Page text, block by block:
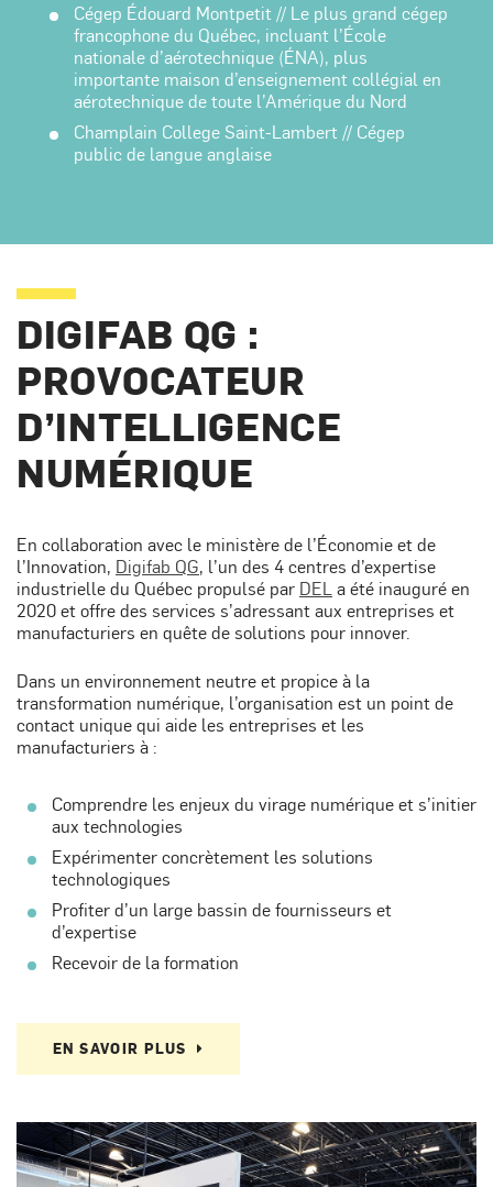
Cégep Édouard Montpetit // Le plus grand cégep
francophone du Québec, incluant l’École
nationale d’aérotechnique (ÉNA), plus
importante maison d’enseignement collégial en
aérotechnique de toute l’Amérique du Nord
Champlain College Saint-Lambert // Cégep
public de langue anglaise
DIGIFAB QG :
PROVOCATEUR
D’INTELLIGENCE
NUMÉRIQUE
En collaboration avec le ministère de l’Économie et de
l’Innovation, Digifab QG, l’un des 4 centres d’expertise
industrielle du Québec propulsé par DEL a été inauguré en
2020 et offre des services s’adressant aux entreprises et
manufacturiers en quête de solutions pour innover.
Dans un environnement neutre et propice à la
transformation numérique, l’organisation est un point de
contact unique qui aide les entreprises et les
manufacturiers à :
Comprendre les enjeux du virage numérique et s’initier
aux technologies
Expérimenter concrètement les solutions
technologiques
Profiter d’un large bassin de fournisseurs et
d’expertise
Recevoir de la formation
EN SAVOIR PLUS